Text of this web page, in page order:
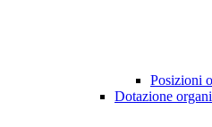
Posizioni
Dotazione